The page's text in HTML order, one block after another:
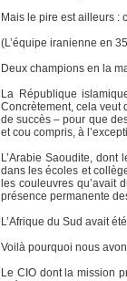
Mais le pire est ailleurs :
(L’équipe iranienne en
Deux champions en la
La République
Concrètement, cela veut
de succès – pour que
et cou compris, à
L’Arabie Saoudite,
dans les écoles et
les couleuvres qu’avait
présence permanente
L’Afrique du Sud avait
Voilà pourquoi nous
Le CIO dont la mission